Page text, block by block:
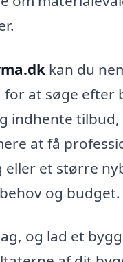
kan du
at søge efter
indhente
at få
et større
og budget.
og lad et